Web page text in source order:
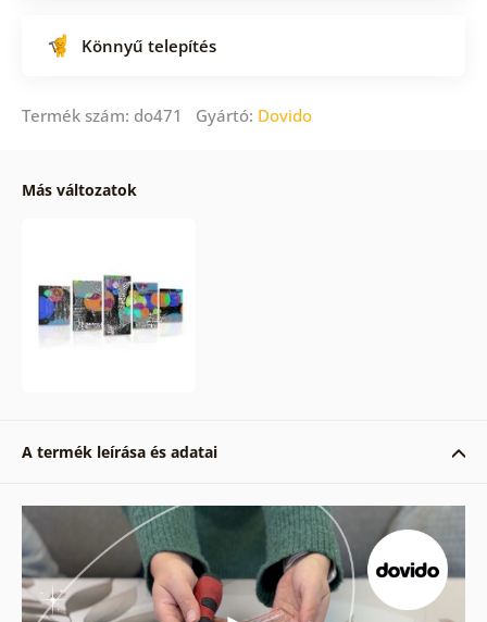
Könnyű telepítés
Termék szám: do471 Gyártó: Dovido
Más változatok
A termék leírása és adatai